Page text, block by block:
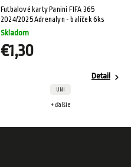
Futbalové karty Panini FIFA 365
2024/2025 Adrenalyn - balíček 6ks
Skladom
€1,30
Detail
UNI
+ ďalšie